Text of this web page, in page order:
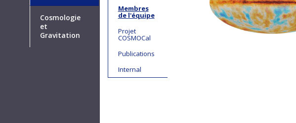
Membres
de l'équipe
Projet
COSMOCal
Publications
Internal
Cosmologie
et
Gravitation